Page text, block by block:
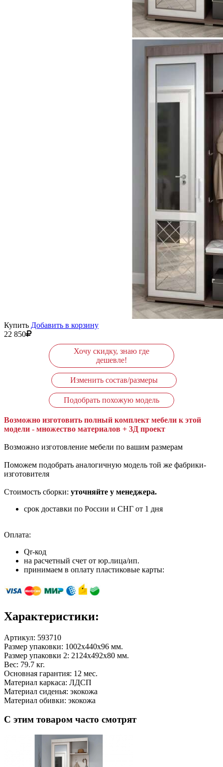
Купить Добавить в корзину
22 850
Хочу скидку, знаю где
дешевле!
Изменить состав/размеры
Подобрать похожую модель
Возможно изготовить полный комплект мебели к этой
модели - множество материалов + 3Д проект
Возможно изготовление мебели по вашим размерам
Поможем подобрать аналогичную модель той же фабрики-
изготовителя
Стоимость сборки: уточняйте у менеджера.
срок доставки по России и СНГ от 1 дня
Оплата:
Qr-код
на расчетный счет от юр.лица/ип.
принимаем в оплату пластиковые карты:
Характеристики:
Артикул: 593710
Размер упаковки: 1002х440х96 мм.
Размер упаковки 2: 2124х492х80 мм.
Вес: 79.7 кг.
Основная гарантия: 12 мес.
Материал каркаса: ЛДСП
Материал сиденья: экокожа
Материал обивки: экокожа
С этим товаром часто смотрят